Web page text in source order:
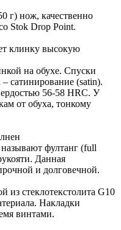
г) нож, качественно
Stok Drop Point.
клинку высокую
на обухе. Спуски
сатинирование (satin).
56-58 HRC. У
от обуха, тонкому
фултанг (full
Данная
и долговечной.
из стеклотекстолита G10
Накладки
винтами.